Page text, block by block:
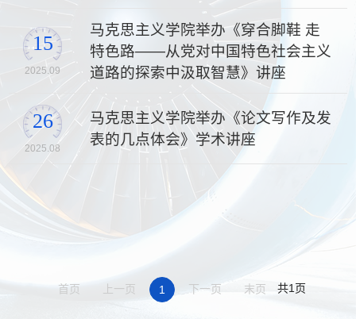
15
2025.09
马克思主义学院举办《穿合脚鞋 走
特色路——从党对中国特色社会主义
道路的探索中汲取智慧》讲座
26
2025.08
马克思主义学院举办《论文写作及发
表的几点体会》学术讲座
首页 上一页 1 下一页 末页 共1页